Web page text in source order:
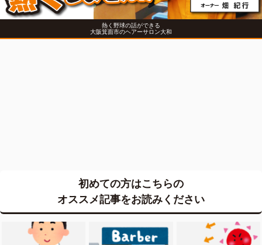
熱く野球の話ができる
大阪箕面市のヘアーサロン大和
初めての方はこちらの
オススメ記事をお読みください